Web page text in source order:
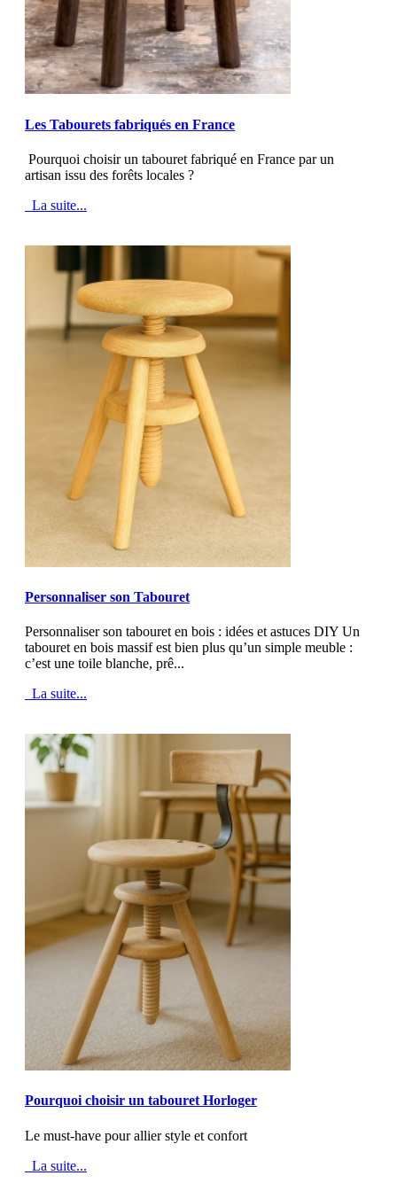
Les Tabourets fabriqués en France
Pourquoi choisir un tabouret fabriqué en France par un
artisan issu des forêts locales ?
La suite...
Personnaliser son Tabouret
Personnaliser son tabouret en bois : idées et astuces DIY Un
tabouret en bois massif est bien plus qu’un simple meuble :
c’est une toile blanche, prê...
La suite...
Pourquoi choisir un tabouret Horloger
Le must-have pour allier style et confort
La suite...